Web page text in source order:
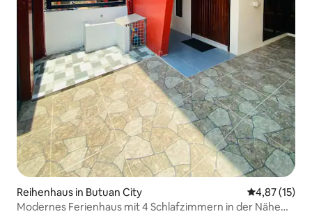
Reihenhaus in Butuan City
4,87 (15)
Modernes Ferienhaus mit 4 Schlafzimmern in der Nähe